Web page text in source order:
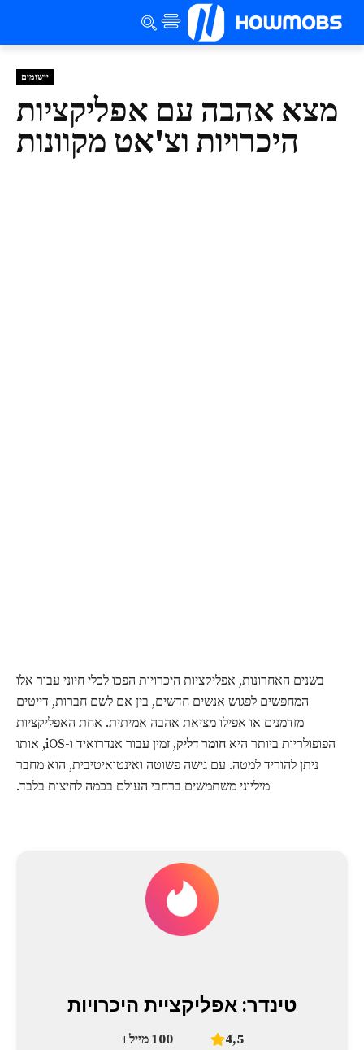
יישומים
מצא אהבה עם אפליקציות
היכרויות וצ'אט מקוונות
בשנים האחרונות, אפליקציות היכרויות הפכו לכלי חיוני עבור אלו
המחפשים לפגוש אנשים חדשים, בין אם לשם חברות, דייטים
מזדמנים או אפילו מציאת אהבה אמיתית. אחת האפליקציות
הפופולריות ביותר היא חומר דליק
, זמין עבור אנדרואיד ו-iOS, אותו
ניתן להוריד למטה. עם גישה פשוטה ואינטואיטיבית, הוא מחבר
מיליוני משתמשים ברחבי העולם בכמה לחיצות בלבד.
טינדר: אפליקציית היכרויות
4,5 100 מייל+